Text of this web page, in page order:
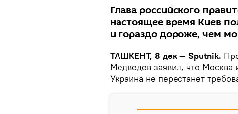
Глава российского
настоящее время Киев
и гораздо дороже, чем
ТАШКЕНТ, 8 дек — Sputnik.
Медведев заявил, что Москва
Украина не перестанет